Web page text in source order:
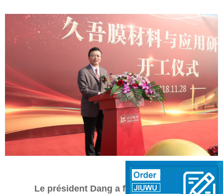
Le président Dang a fait un discours